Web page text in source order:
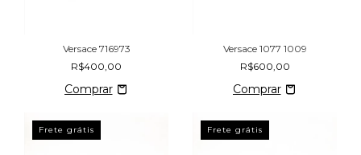
Versace 716973
R$400,00
Versace 1077 1009
R$600,00
Frete grátis Frete grátis